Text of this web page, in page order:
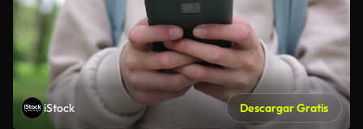
iStock Descargar Gratis